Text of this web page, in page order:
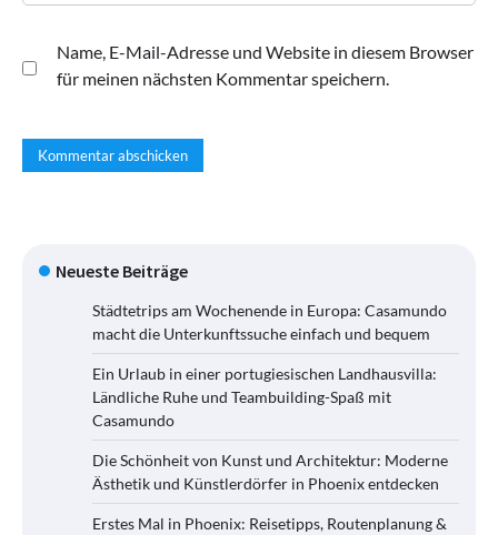
Name, E-Mail-Adresse und Website in diesem Browser
für meinen nächsten Kommentar speichern.
Neueste Beiträge
Städtetrips am Wochenende in Europa: Casamundo
macht die Unterkunftssuche einfach und bequem
Ein Urlaub in einer portugiesischen Landhausvilla:
Ländliche Ruhe und Teambuilding-Spaß mit
Casamundo
Die Schönheit von Kunst und Architektur: Moderne
Ästhetik und Künstlerdörfer in Phoenix entdecken
Erstes Mal in Phoenix: Reisetipps, Routenplanung &